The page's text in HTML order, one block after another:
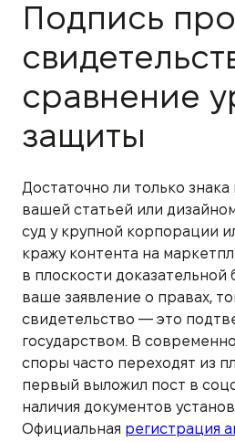
Подпись
сравнение
защиты
Достаточно ли только
вашей статьей или
суд у крупной корпорации
кражу контента на
в плоскости
ваше заявление о правах,
свидетельство — это
государством. В
споры часто переходят из
первый выложил пост в
наличия документов
Официальная регистрация